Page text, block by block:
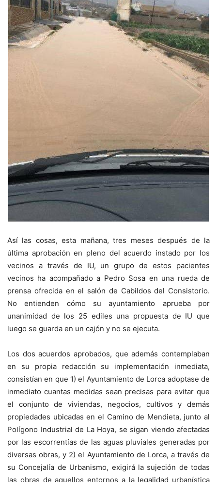
Así las cosas, esta mañana, tres meses después de la
última aprobación en pleno del acuerdo instado por los
vecinos a través de IU, un grupo de estos pacientes
vecinos ha acompañado a Pedro Sosa en una rueda de
prensa ofrecida en el salón de Cabildos del Consistorio.
No entienden cómo su ayuntamiento aprueba por
unanimidad de los 25 ediles una propuesta de IU que
luego se guarda en un cajón y no se ejecuta.
Los dos acuerdos aprobados, que además contemplaban
en su propia redacción su implementación inmediata,
consistían en que 1) el Ayuntamiento de Lorca adoptase de
inmediato cuantas medidas sean precisas para evitar que
el conjunto de viviendas, negocios, cultivos y demás
propiedades ubicadas en el Camino de Mendieta, junto al
Polígono Industrial de La Hoya, se sigan viendo afectadas
por las escorrentías de las aguas pluviales generadas por
diversas obras, y 2) el Ayuntamiento de Lorca, a través de
su Concejalía de Urbanismo, exigirá la sujeción de todas
las obras de aquellos entornos a la legalidad urbanística